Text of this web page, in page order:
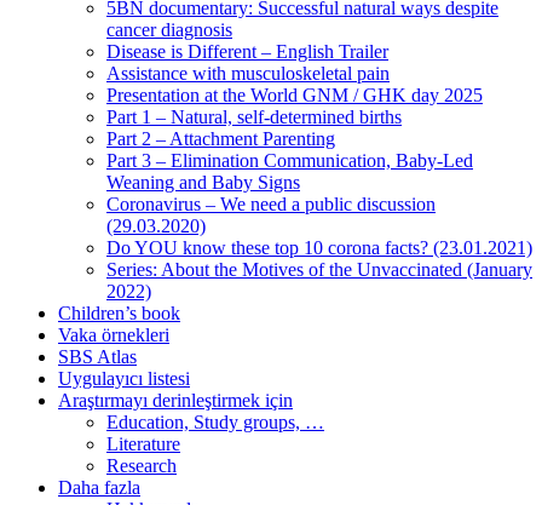
5BN documentary: Successful natural ways despite
cancer diagnosis
Disease is Different – English Trailer
Assistance with musculoskeletal pain
Presentation at the World GNM / GHK day 2025
Part 1 – Natural, self-determined births
Part 2 – Attachment Parenting
Part 3 – Elimination Communication, Baby-Led
Weaning and Baby Signs
Coronavirus – We need a public discussion
(29.03.2020)
Do YOU know these top 10 corona facts? (23.01.2021)
Series: About the Motives of the Unvaccinated (January
2022)
Children’s book
Vaka örnekleri
SBS Atlas
Uygulayıcı listesi
Araştırmayı derinleştirmek için
Education, Study groups, …
Literature
Research
Daha fazla